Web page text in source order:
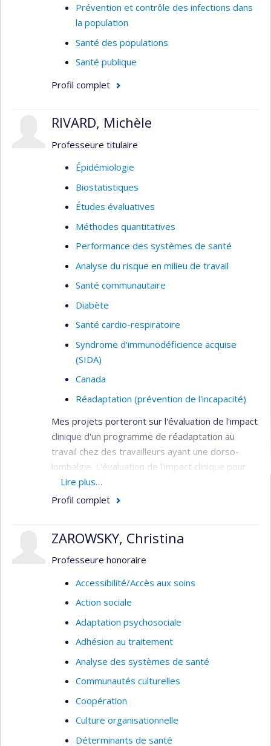
Gouvernance mondiale de la santé relative
santé
Recherche qualitative
Méthodes mixtes
Mobilisation et échange des connaissances
intégrés
Afrique subsaharienne
Asie du sud
Asie du sud-est
Canada
Prévention et contrôle des infections dans
la population
Santé des populations
Santé publique
Profil complet
RIVARD, Michèle
Professeure titulaire
Épidémiologie
Biostatistiques
Études évaluatives
Méthodes quantitatives
Performance des systèmes de santé
Analyse du risque en milieu de travail
Santé communautaire
Diabète
Santé cardio-respiratoire
Syndrome d'immunodéficience acquise
(SIDA)
Canada
Réadaptation (prévention de l'incapacité)
Mes projets porteront sur l'évaluation de l'impact
clinique d'un programme de réadaptation au
travail chez des travailleurs ayant une dorso-
lombalgie. L'évaluation de l'impact clinique pour
l'amélioration du pronostic cardiovasculaire en
Nouvelle-Écosse. Les modes de prise en charge
Domaine: Épidémiologie - Santé
Épidémiologique - Évaluative. Pathologie: Diabète
sucré - Maladies cardiovasculaires - SIDA.
Lire plus…
Profil complet
ZAROWSKY, Christina
Professeure honoraire
Accessibilité/Accès aux soins
Action sociale
Adaptation psychosociale
Adhésion au traitement
Analyse des systèmes de santé
Communautés culturelles
Coopération
Culture organisationnelle
Déterminants de santé